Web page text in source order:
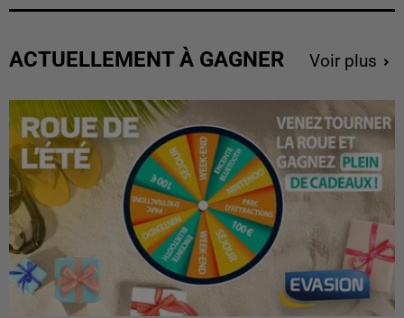
ACTUELLEMENT À GAGNER Voir plus